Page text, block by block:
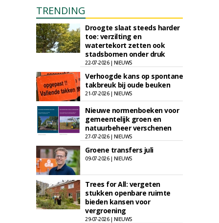
TRENDING
Droogte slaat steeds harder
toe: verzilting en
watertekort zetten ook
stadsbomen onder druk
22-07-2026 | NIEUWS
Verhoogde kans op spontane
takbreuk bij oude beuken
21-07-2026 | NIEUWS
Nieuwe normenboeken voor
gemeentelijk groen en
natuurbeheer verschenen
27-07-2026 | NIEUWS
Groene transfers juli
09-07-2026 | NIEUWS
Trees for All: vergeten
stukken openbare ruimte
bieden kansen voor
vergroening
29-07-2026 | NIEUWS